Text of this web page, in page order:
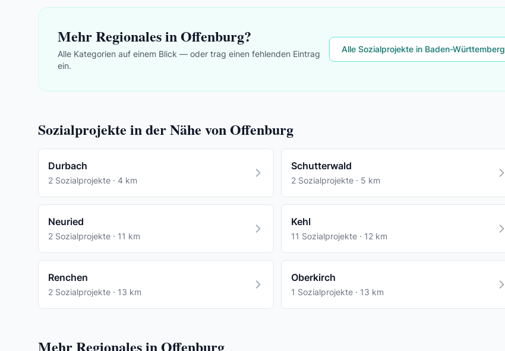
Mehr Regionales in Offenburg?
Alle Kategorien auf einem Blick — oder trag einen fehlenden Eintrag
ein.
Alle Sozialprojekte in Baden-Württemberg
Sozialprojekte in der Nähe von Offenburg
Durbach
2 Sozialprojekte · 4 km
Schutterwald
2 Sozialprojekte · 5 km
Neuried
2 Sozialprojekte · 11 km
Kehl
11 Sozialprojekte · 12 km
Renchen
2 Sozialprojekte · 13 km
Oberkirch
1 Sozialprojekte · 13 km
Mehr Regionales in Offenburg